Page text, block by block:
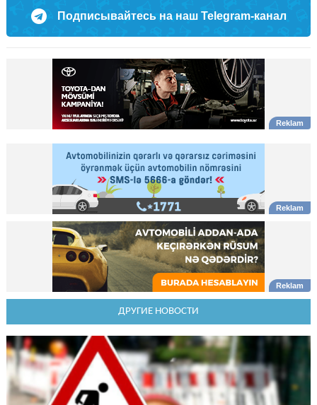
Подписывайтесь на наш Telegram-канал
ДРУГИЕ НОВОСТИ